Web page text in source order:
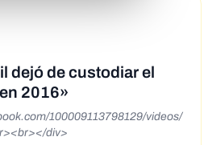
dejó de custodiar el
2016»
100009113798129/videos/
div>